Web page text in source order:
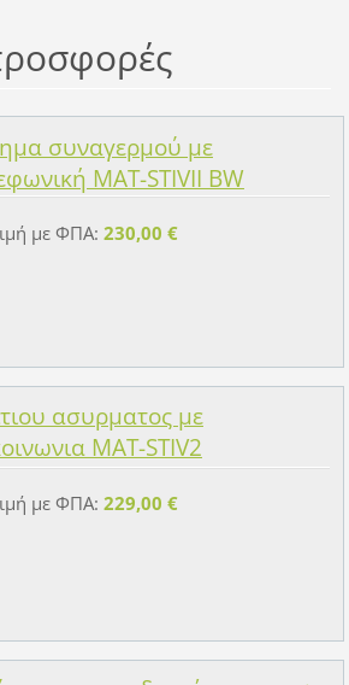
συναγερμού με
MAT-STIVII BW
με ΦΠΑ: 230,00 €
ασυρματος με
MAT-STIV2
με ΦΠΑ: 229,00 €